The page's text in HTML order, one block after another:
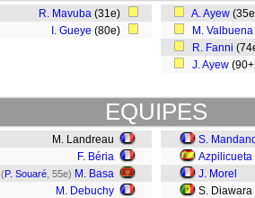
R. Mavuba (31e)
I. Gueye (80e)
A. Ayew
M. Valbuena
R. Fanni
J. Ayew
EQUIPES
M. Landreau
F. Béria
(P. Souaré , 55e) M. Basa
M. Debuchy
S.
Azpilicueta
J. Morel
S. Diawara